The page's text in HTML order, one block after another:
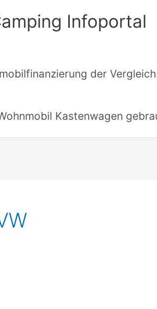
Infoportal
der Vergleich
Kastenwagen